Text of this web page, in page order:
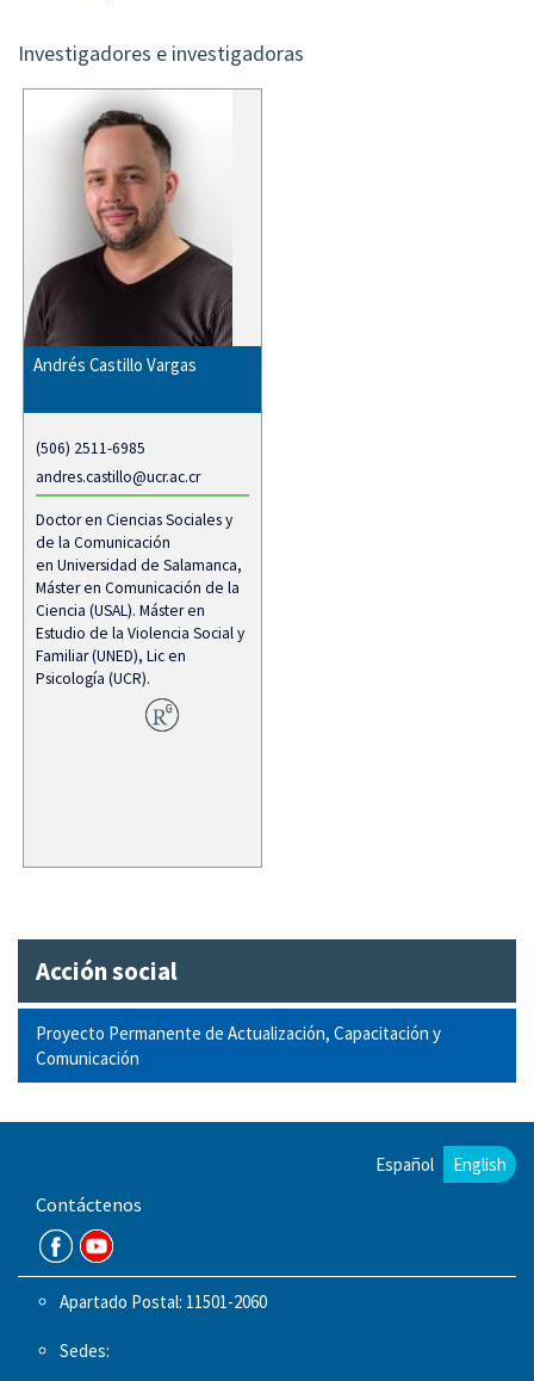
Investigadores e investigadoras
Andrés Castillo Vargas
(506) 2511-6985
andres.castillo@ucr.ac.cr
Doctor en Ciencias Sociales y
de la Comunicación
en Universidad de Salamanca,
Máster en Comunicación de la
Ciencia (USAL). Máster en
Estudio de la Violencia Social y
Familiar (UNED), Lic en
Psicología (UCR).
Acción social
Proyecto Permanente de Actualización, Capacitación y
Comunicación
Español English
Contáctenos
Apartado Postal: 11501-2060
Sedes: